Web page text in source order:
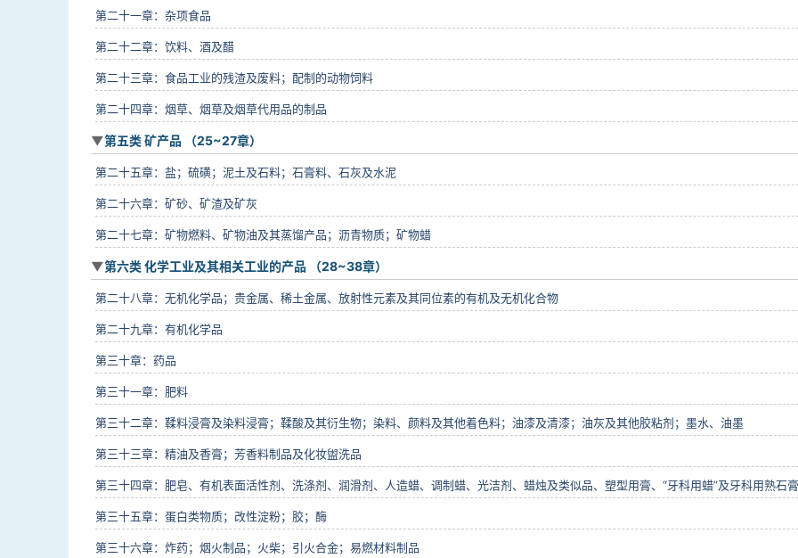
第二十一章：杂项食品
第二十二章：饮料、酒及醋
第二十三章：食品工业的残渣及废料；配制的动物饲料
第二十四章：烟草、烟草及烟草代用品的制品
第五类 矿产品 （25~27章）
第二十五章：盐；硫磺；泥土及石料；石膏料、石灰及水泥
第二十六章：矿砂、矿渣及矿灰
第二十七章：矿物燃料、矿物油及其蒸馏产品；沥青物质；矿物蜡
第六类 化学工业及其相关工业的产品 （28~38章）
第二十八章：无机化学品；贵金属、稀土金属、放射性元素及其同位素的有机及无机化合物
第二十九章：有机化学品
第三十章：药品
第三十一章：肥料
第三十二章：鞣料浸膏及染料浸膏；鞣酸及其衍生物；染料、颜料及其他着色料；油漆及清漆；油灰及其他胶粘剂；墨水、油墨
第三十三章：精油及香膏；芳香料制品及化妆盥洗品
第三十四章：肥皂、有机表面活性剂、洗涤剂、润滑剂、人造蜡、调制蜡、光洁剂、蜡烛及类似品、塑型用膏、“牙科用蜡”及牙科用熟石
第三十五章：蛋白类物质；改性淀粉；胶；酶
第三十六章：炸药；烟火制品；火柴；引火合金；易燃材料制品